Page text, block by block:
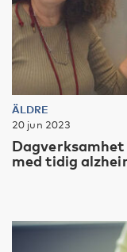
ÄLDRE
20 jun 2023
med tidig